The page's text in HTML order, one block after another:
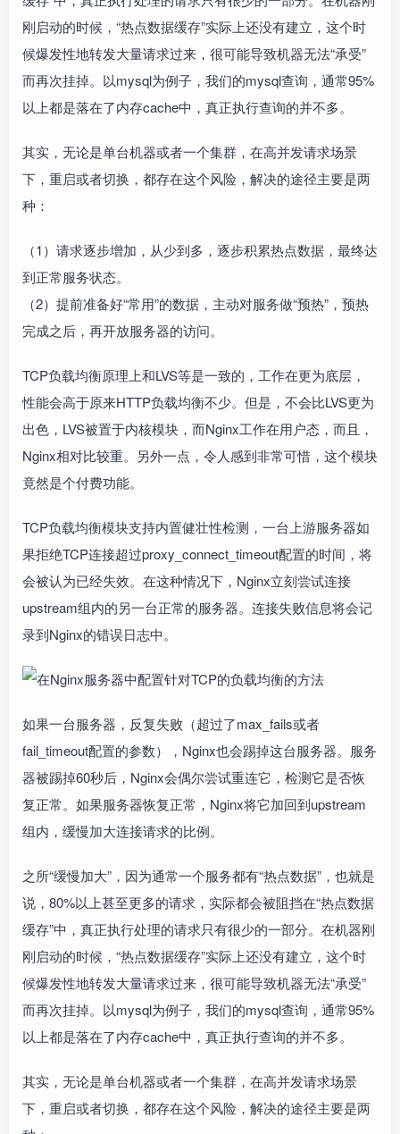
刚启动的时候，“热点数据缓存”实际上还没有建立，这个时
候爆发性地转发大量请求过来，很可能导致机器无法“承受”
而再次挂掉。以mysql为例子，我们的mysql查询，通常95%
以上都是落在了内存cache中，真正执行查询的并不多。
其实，无论是单台机器或者一个集群，在高并发请求场景
下，重启或者切换，都存在这个风险，解决的途径主要是两
种：
（1）请求逐步增加，从少到多，逐步积累热点数据，最终达
到正常服务状态。
（2）提前准备好“常用”的数据，主动对服务做“预热”，预热
完成之后，再开放服务器的访问。
TCP负载均衡原理上和LVS等是一致的，工作在更为底层，
性能会高于原来HTTP负载均衡不少。但是，不会比LVS更为
出色，LVS被置于内核模块，而Nginx工作在用户态，而且，
Nginx相对比较重。另外一点，令人感到非常可惜，这个模块
竟然是个付费功能。
TCP负载均衡模块支持内置健壮性检测，一台上游服务器如
果拒绝TCP连接超过proxy_connect_timeout配置的时间，将
会被认为已经失效。在这种情况下，Nginx立刻尝试连接
upstream组内的另一台正常的服务器。连接失败信息将会记
录到Nginx的错误日志中。
如果一台服务器，反复失败（超过了max_fails或者
fail_timeout配置的参数），Nginx也会踢掉这台服务器。服务
器被踢掉60秒后，Nginx会偶尔尝试重连它，检测它是否恢
复正常。如果服务器恢复正常，Nginx将它加回到upstream
组内，缓慢加大连接请求的比例。
之所“缓慢加大”，因为通常一个服务都有“热点数据”，也就是
说，80%以上甚至更多的请求，实际都会被阻挡在“热点数据
缓存”中，真正执行处理的请求只有很少的一部分。在机器刚
刚启动的时候，“热点数据缓存”实际上还没有建立，这个时
候爆发性地转发大量请求过来，很可能导致机器无法“承受”
而再次挂掉。以mysql为例子，我们的mysql查询，通常95%
以上都是落在了内存cache中，真正执行查询的并不多。
其实，无论是单台机器或者一个集群，在高并发请求场景
下，重启或者切换，都存在这个风险，解决的途径主要是两